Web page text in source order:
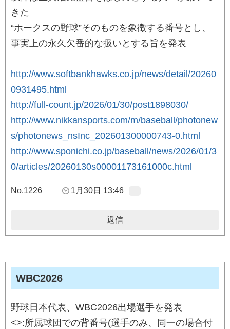
きた
“ホークスの野球”そのものを象徴する番号とし、
事実上の永久欠番的な扱いとする旨を発表
http://www.softbankhawks.co.jp/news/detail/20260
0931495.html
http://full-count.jp/2026/01/30/post1898030/
http://www.nikkansports.com/m/baseball/photonew
s/photonews_nsInc_202601300000743-0.html
http://www.sponichi.co.jp/baseball/news/2026/01/3
0/articles/20260130s00001173161000c.html
No.1226 1月30日 13:46
返信
WBC2026
野球日本代表、WBC2026出場選手を発表
<>:所属球団での背番号(選手のみ、同一の場合付